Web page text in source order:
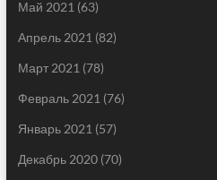
Май 2021 (63)
Апрель 2021 (82)
Март 2021 (78)
Февраль 2021 (76)
Январь 2021 (57)
Декабрь 2020(70)